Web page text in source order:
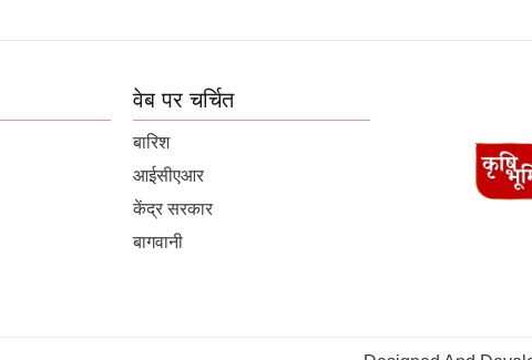
वेब पर चर्चित
बारिश
आईसीएआर
केंद्र सरकार
बागवानी